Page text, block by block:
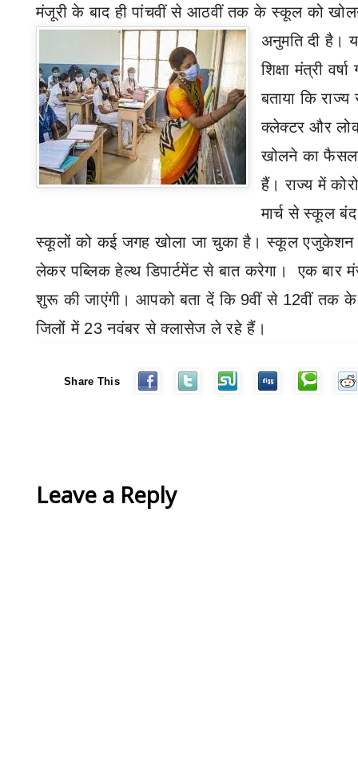
मंजूरी के बाद ही पांचवीं से आठवीं तक के स्कूल को
अनुमति दी है।
शिक्षा मंत्री
बताया कि
क्लेक्टर और
खोलने का
हैं। राज्य में
मार्च से स्कूल
स्कूलों को कई जगह खोला जा चुका है। स्कूल एजुकेशन
लेकर पब्लिक हेल्थ डिपार्टमेंट से बात करेगा ।
एक बार
शुरू की जाएंगी। आपको बता दें कि 9वीं से 12वीं तक
जिलों में 23 नवंबर से क्लासेज ले रहे हैं।
Share This
Leave a Reply